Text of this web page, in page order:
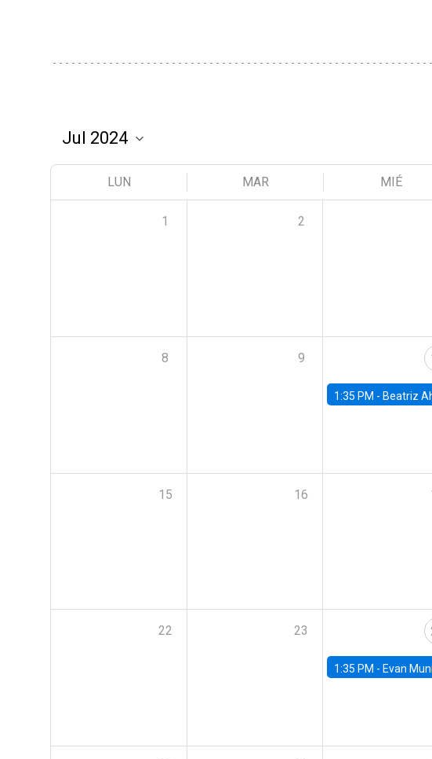
LUN MAR MIÉ
1 2
8 9
1:35 PM - Beatriz Ahumada, PhD candidate, Universidad de
15 16
22 23
1:35 PM - Evan Munro, Neyman Visiting Assistant Professor in the Department of Statistics at